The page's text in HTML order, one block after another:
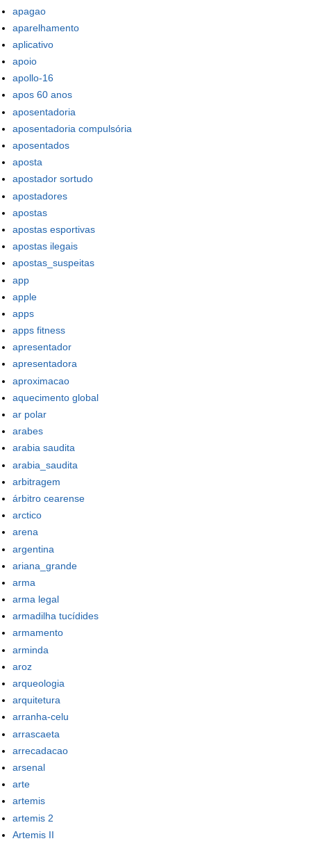
apagao
aparelhamento
aplicativo
apoio
apollo-16
apos 60 anos
aposentadoria
aposentadoria compulsória
aposentados
aposta
apostador sortudo
apostadores
apostas
apostas esportivas
apostas ilegais
apostas_suspeitas
app
apple
apps
apps fitness
apresentador
apresentadora
aproximacao
aquecimento global
ar polar
arabes
arabia saudita
arabia_saudita
arbitragem
árbitro cearense
arctico
arena
argentina
ariana_grande
arma
arma legal
armadilha tucídides
armamento
arminda
aroz
arqueologia
arquitetura
arranha-celu
arrascaeta
arrecadacao
arsenal
arte
artemis
artemis 2
Artemis II